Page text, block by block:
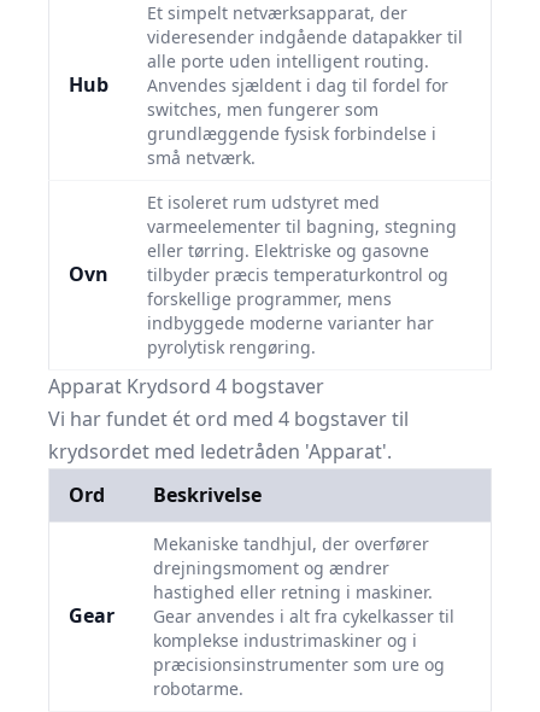
Hub
Et simpelt netværksapparat, der
videresender indgående datapakker til
alle porte uden intelligent routing.
Anvendes sjældent i dag til fordel for
switches, men fungerer som
grundlæggende fysisk forbindelse i
små netværk.
Ovn
Et isoleret rum udstyret med
varmeelementer til bagning, stegning
eller tørring. Elektriske og gasovne
tilbyder præcis temperaturkontrol og
forskellige programmer, mens
indbyggede moderne varianter har
pyrolytisk rengøring.
Apparat Krydsord 4 bogstaver
Vi har fundet ét ord med 4 bogstaver til
krydsordet med ledetråden 'Apparat'.
Ord
Beskrivelse
Gear
Mekaniske tandhjul, der overfører
drejningsmoment og ændrer
hastighed eller retning i maskiner.
Gear anvendes i alt fra cykelkasser til
komplekse industrimaskiner og i
præcisionsinstrumenter som ure og
robotarme.